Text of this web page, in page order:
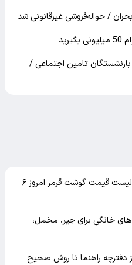
بحران / حواله‌فروشی غیرقانونی شد
تامین اجتماعی /
گوشت خورشتی کیلویی چند ؟! + لیست قیمت گوشت قرمز امروز ۶
خانگی برای جیر، مخمل،
دفترچه راهنما تا روش صحیح